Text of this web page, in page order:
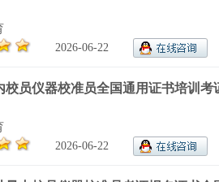
2026-06-22
校员仪器校准员全国通用证书培训考
2026-06-22